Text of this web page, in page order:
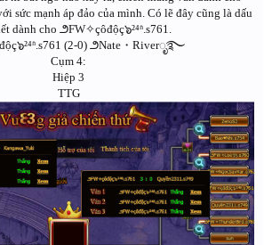
sức mạnh áp đảo của mình. Có lẽ đây cũng là dấu
dành cho ౨FW✧çôđộç๖²⁴ʱ.s761.
๖²⁴ʱ.s761 (2-0) ౨Nate・Riverೃ࿐
Cụm 4:
Hiệp 3
TTG